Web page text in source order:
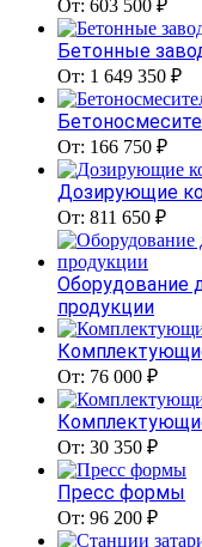
От: 603 500 ₽
Бетонные
От: 1 649 350 ₽
От: 166 750 ₽
Дозирующие
От: 811 650 ₽
Оборудование
продукции
От: 76 000 ₽
От: 30 350 ₽
Пресс формы
От: 96 200 ₽